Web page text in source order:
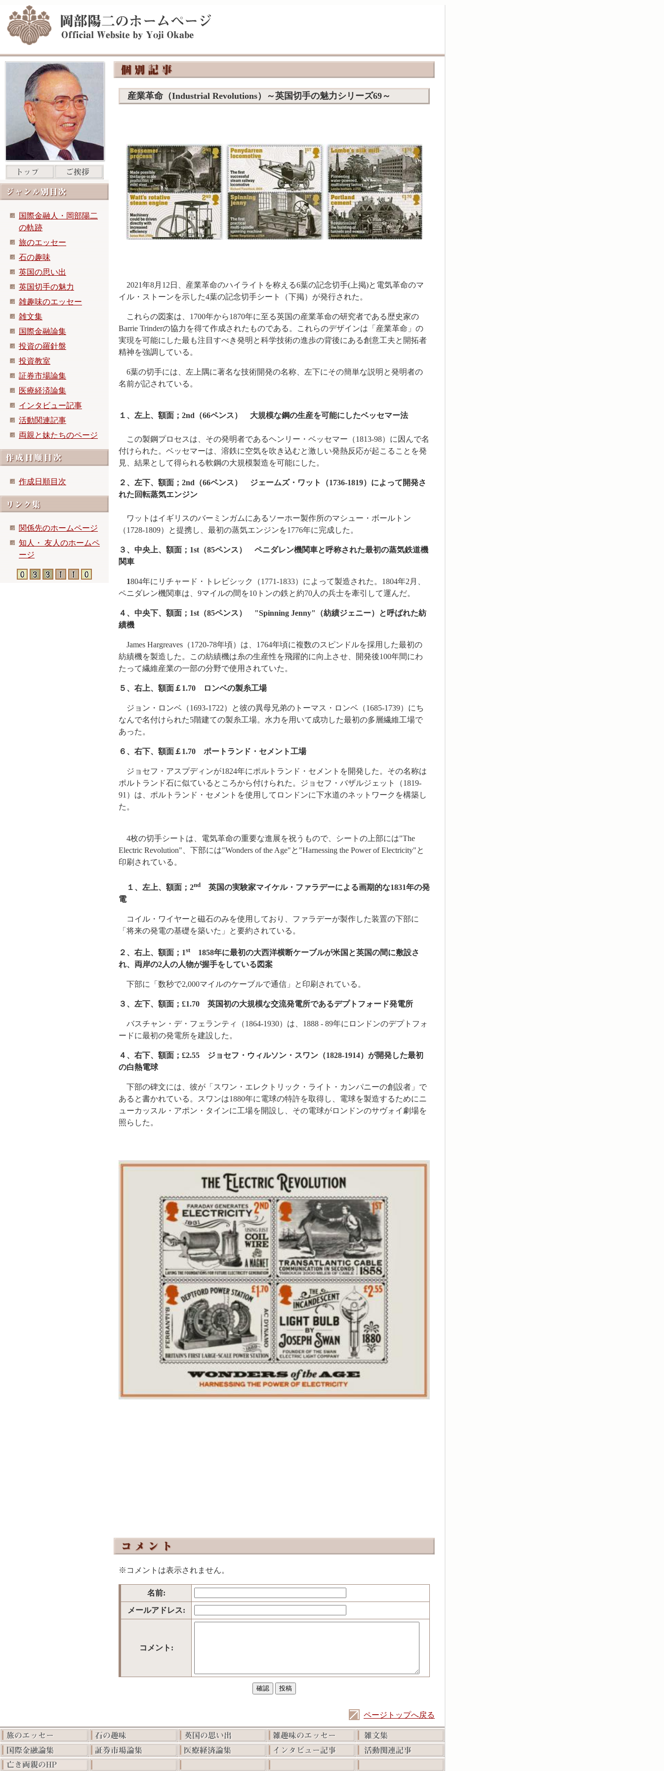
国際金融人・岡部陽二
の軌跡
旅のエッセー
石の趣味
英国の思い出
英国切手の魅力
雑趣味のエッセー
雑文集
国際金融論集
投資の羅針盤
投資教室
証券市場論集
医療経済論集
インタビュー記事
活動関連記事
両親と妹たちのページ
作成日順目次
関係先のホームページ
知人・ 友人のホームペ
ージ
産業革命（Industrial Revolutions）～英国切手の魅力シリーズ69～
2021年8月12日、産業革命のハイライトを称える6葉の記念切手(上掲)と電気革命のマ
イル・ストーンを示した4葉の記念切手シート（下掲）が発行された。
これらの図案は、1700年から1870年に至る英国の産業革命の研究者である歴史家の
Barrie Trinderの協力を得て作成されたものである。これらのデザインは「産業革命」の
実現を可能にした最も注目すべき発明と科学技術の進歩の背後にある創意工夫と開拓者
精神を強調している。
6葉の切手には、左上隅に著名な技術開発の名称、左下にその簡単な説明と発明者の
名前が記されている。
１、左上、額面；2nd（66ペンス） 大規模な鋼の生産を可能にしたベッセマー法
この製鋼プロセスは、その発明者であるヘンリー・ベッセマー（1813-98）に因んで名
付けられた。ベッセマーは、溶鉄に空気を吹き込むと激しい発熱反応が起こることを発
見、結果として得られる軟鋼の大規模製造を可能にした。
２、左下、額面；2nd（66ペンス） ジェームズ・ワット（1736-1819）によって開発さ
れた回転蒸気エンジン
ワットはイギリスのバーミンガムにあるソーホー製作所のマシュー・ボールトン
（1728-1809）と提携し、最初の蒸気エンジンを1776年に完成した。
３、中央上、額面；1st（85ペンス） ペニダレン機関車と呼称された最初の蒸気鉄道機
関車
1804年にリチャード・トレビシック（1771-1833）によって製造された。1804年2月、
ペニダレン機関車は、9マイルの間を10トンの鉄と約70人の兵士を牽引して運んだ。
４、中央下、額面；1st（85ペンス） "Spinning Jenny"（紡績ジェニー）と呼ばれた紡
績機
James Hargreaves（1720-78年頃）は、1764年頃に複数のスピンドルを採用した最初の
紡績機を製造した。この紡績機は糸の生産性を飛躍的に向上させ、開発後100年間にわ
たって繊維産業の一部の分野で使用されていた。
５、右上、額面￡1.70 ロンベの製糸工場
ジョン・ロンベ（1693-1722）と彼の異母兄弟のトーマス・ロンベ（1685-1739）にち
なんで名付けられた5階建ての製糸工場。水力を用いて成功した最初の多層繊維工場で
あった。
６、右下、額面￡1.70 ポートランド・セメント工場
ジョセフ・アスプディンが1824年にポルトランド・セメントを開発した。その名称は
ポルトランド石に似ているところから付けられた。ジョセフ・バザルジェット（1819-
91）は、ポルトランド・セメントを使用してロンドンに下水道のネットワークを構築し
た。
4枚の切手シートは、電気革命の重要な進展を祝うもので、シートの上部には"The
Electric Revolution"、下部には"Wonders of the Age"と"Harnessing the Power of Electricity"と
印刷されている。
１、左上、額面；2nd 英国の実験家マイケル・ファラデーによる画期的な1831年の発
電
コイル・ワイヤーと磁石のみを使用しており、ファラデーが製作した装置の下部に
「将来の発電の基礎を築いた」と要約されている。
２、右上、額面；1st1858年に最初の大西洋横断ケーブルが米国と英国の間に敷設さ
れ、両岸の2人の人物が握手をしている図案
下部に「数秒で2,000マイルのケーブルで通信」と印刷されている。
３、左下、額面；£1.70 英国初の大規模な交流発電所であるデプトフォード発電所
バスチャン・デ・フェランティ（1864-1930）は、1888 - 89年にロンドンのデプトフォ
ードに最初の発電所を建設した。
４、右下、額面；£2.55 ジョセフ・ウィルソン・スワン（1828-1914）が開発した最初
の白熱電球
下部の碑文には、彼が「スワン・エレクトリック・ライト・カンパニーの創設者」で
あると書かれている。スワンは1880年に電球の特許を取得し、電球を製造するためにニ
ューカッスル・アポン・タインに工場を開設し、その電球がロンドンのサヴォイ劇場を
照らした。
※コメントは表示されません。
名前:
メールアドレス:
コメント:
ページトップへ戻る